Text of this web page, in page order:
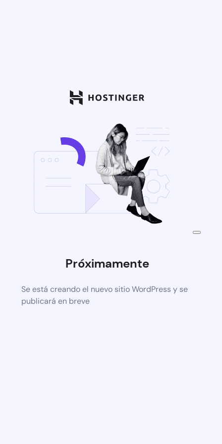
Próximamente
Se está creando el nuevo sitio WordPress y se
publicará en breve